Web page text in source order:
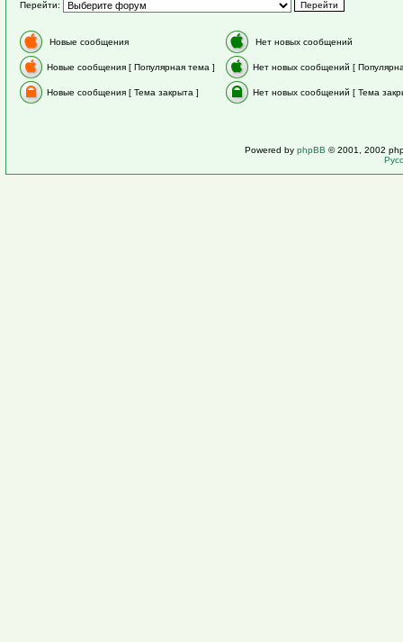
Перейти:
Новые сообщения Нет новых сообщений
Новые сообщения [ Популярная тема ] Нет новых сообщений [
Новые сообщения [ Тема закрыта ] Нет новых сообщений [ Тема
Powered by phpBB © 2001, 2002